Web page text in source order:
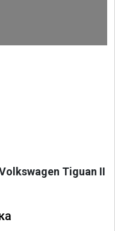
Tiguan II